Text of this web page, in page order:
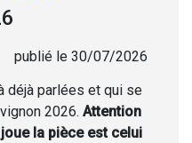
publié le 30/07/2026
déjà parlées et qui se
2026. Attention
la pièce est celui